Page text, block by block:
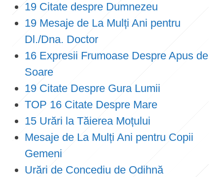
19 Citate despre Dumnezeu
19 Mesaje de La Mulți Ani pentru
Dl./Dna. Doctor
16 Expresii Frumoase Despre Apus de
Soare
19 Citate Despre Gura Lumii
TOP 16 Citate Despre Mare
15 Urări la Tăierea Moțului
Mesaje de La Mulți Ani pentru Copii
Gemeni
Urări de Concediu de Odihnă